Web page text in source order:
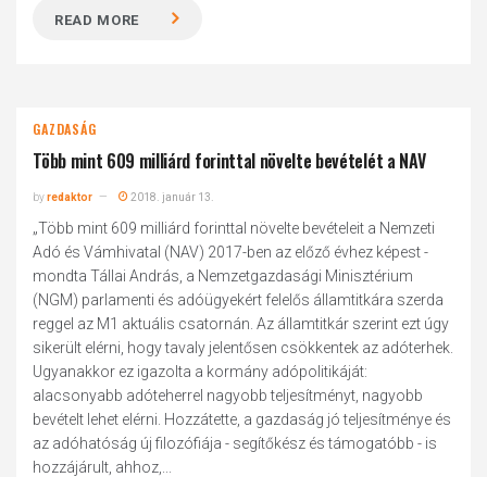
READ MORE
GAZDASÁG
Több mint 609 milliárd forinttal növelte bevételét a NAV
byredaktor 2018. január 13.
„Több mint 609 milliárd forinttal növelte bevételeit a Nemzeti
Adó és Vámhivatal (NAV) 2017-ben az előző évhez képest -
mondta Tállai András, a Nemzetgazdasági Minisztérium
(NGM) parlamenti és adóügyekért felelős államtitkára szerda
reggel az M1 aktuális csatornán. Az államtitkár szerint ezt úgy
sikerült elérni, hogy tavaly jelentősen csökkentek az adóterhek.
Ugyanakkor ez igazolta a kormány adópolitikáját:
alacsonyabb adóteherrel nagyobb teljesítményt, nagyobb
bevételt lehet elérni. Hozzátette, a gazdaság jó teljesítménye és
az adóhatóság új filozófiája - segítőkész és támogatóbb - is
hozzájárult, ahhoz,...